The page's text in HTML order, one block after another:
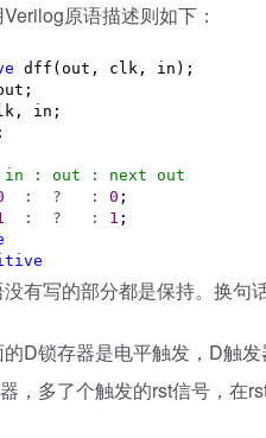
原语描述则如下：
: out : next out
  :  ?   :
0 ;
  :  ?   :
1
写的部分都是保持。换句话
锁存器是电平触发，D触发
，多了个触发的rst信号，在